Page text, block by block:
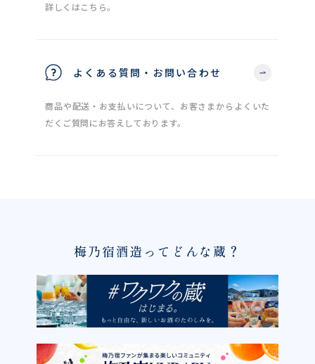
詳しくはこちら。
よくある質問・お問い合わせ
商品や配送・お支払いについて、お客さまからよくいた
だくご質問にお答えしております。
梅乃宿酒造ってどんな蔵？